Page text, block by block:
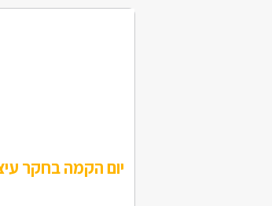
יום הקמה בחקר